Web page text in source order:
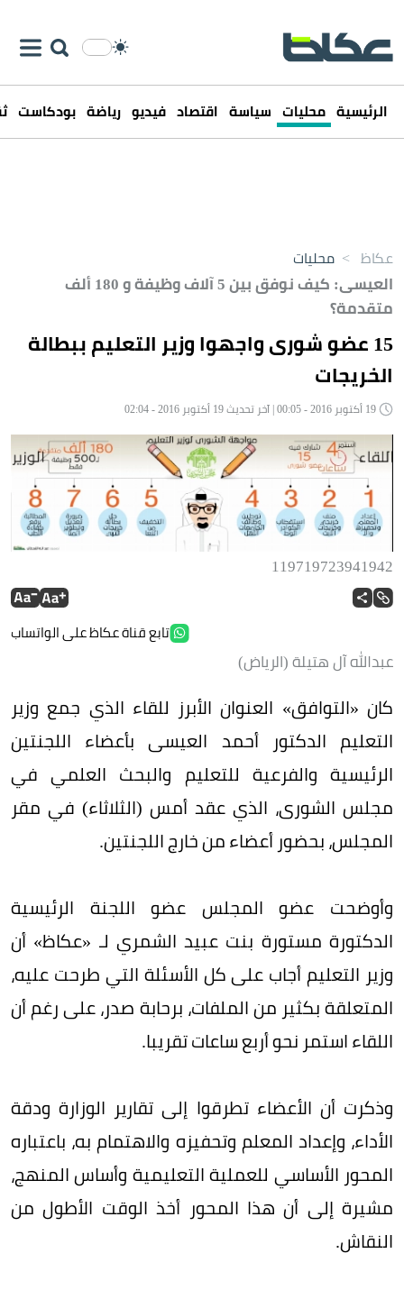
الرئيسية محليات سياسة اقتصاد فيديو رياضة بودكاست
عكاظ > محليات
العيسى: كيف نوفق بين 5 آلاف وظيفة و 180 ألف
متقدمة؟
15 عضو شورى واجهوا وزير التعليم ببطالة
الخريجات
119719723941942
تابع قناة عكاظ على الواتساب
عبدالله آل هتيلة (الرياض)
كان «التوافق» العنوان الأبرز للقاء الذي جمع وزير
التعليم الدكتور أحمد العيسى بأعضاء اللجنتين
الرئيسية والفرعية للتعليم والبحث العلمي في
مجلس الشورى، الذي عقد أمس (الثلاثاء) في مقر
المجلس، بحضور أعضاء من خارج اللجنتين.
وأوضحت عضو المجلس عضو اللجنة الرئيسية
الدكتورة مستورة بنت عبيد الشمري لـ «عكاظ» أن
وزير التعليم أجاب على كل الأسئلة التي طرحت عليه،
المتعلقة بكثير من الملفات، برحابة صدر، على رغم أن
اللقاء استمر نحو أربع ساعات تقريبا.
وذكرت أن الأعضاء تطرقوا إلى تقارير الوزارة ودقة
الأداء، وإعداد المعلم وتحفيزه والاهتمام به، باعتباره
المحور الأساسي للعملية التعليمية وأساس المنهج،
مشيرة إلى أن هذا المحور أخذ الوقت الأطول من
النقاش.